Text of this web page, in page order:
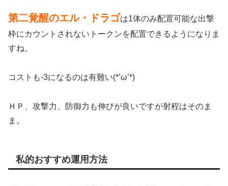
第二覚醒のエル・ドラゴは1体のみ配置可能な出撃
枠にカウントされないトークンを配置できるようになりま
すね。
コストも-3になるのは有難い(*’ω’*)
ＨＰ、攻撃力、防御力も伸びが良いですが射程はそのま
ま。
私的おすすめ運用方法